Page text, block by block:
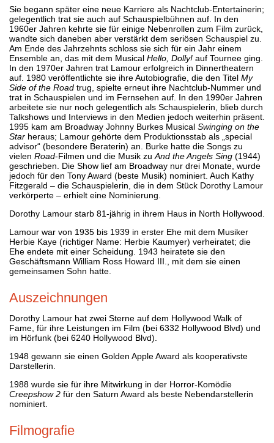
Sie begann später eine neue Karriere als Nachtclub-Entertainerin;
gelegentlich trat sie auch auf Schauspielbühnen auf. In den
1960er Jahren kehrte sie für einige Nebenrollen zum Film zurück,
wandte sich daneben aber verstärkt dem seriösen Schauspiel zu.
Am Ende des Jahrzehnts schloss sie sich für ein Jahr einem
Ensemble an, das mit dem Musical Hello, Dolly! auf Tournee ging.
In den 1970er Jahren trat Lamour erfolgreich in Dinnertheatern
auf. 1980 veröffentlichte sie ihre Autobiografie, die den Titel My
Side of the Road trug, spielte erneut ihre Nachtclub-Nummer und
trat in Schauspielen und im Fernsehen auf. In den 1990er Jahren
arbeitete sie nur noch gelegentlich als Schauspielerin, blieb durch
Talkshows und Interviews in den Medien jedoch weiterhin präsent.
1995 kam am Broadway Johnny Burkes Musical Swinging on the
Star heraus; Lamour gehörte dem Produktionsstab als „special
advisor“ (besondere Beraterin) an. Burke hatte die Songs zu
vielen Road-Filmen und die Musik zu And the Angels Sing (1944)
geschrieben. Die Show lief am Broadway nur drei Monate, wurde
jedoch für den Tony Award (beste Musik) nominiert. Auch Kathy
Fitzgerald – die Schauspielerin, die in dem Stück Dorothy Lamour
verkörperte – erhielt eine Nominierung.
Dorothy Lamour starb 81-jährig in ihrem Haus in North Hollywood.
Lamour war von 1935 bis 1939 in erster Ehe mit dem Musiker
Herbie Kaye (richtiger Name: Herbie Kaumyer) verheiratet; die
Ehe endete mit einer Scheidung. 1943 heiratete sie den
Geschäftsmann William Ross Howard III., mit dem sie einen
gemeinsamen Sohn hatte.
Auszeichnungen
Dorothy Lamour hat zwei Sterne auf dem Hollywood Walk of
Fame, für ihre Leistungen im Film (bei 6332 Hollywood Blvd) und
im Hörfunk (bei 6240 Hollywood Blvd).
1948 gewann sie einen Golden Apple Award als kooperativste
Darstellerin.
1988 wurde sie für ihre Mitwirkung in der Horror-Komödie
Creepshow 2 für den Saturn Award als beste Nebendarstellerin
nominiert.
Filmografie